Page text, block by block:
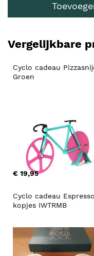
Vergelijkbare
Cyclo cadeau
Groen
€ 19,95
Cyclo cadeau Espresso
kopjes IWTRMB